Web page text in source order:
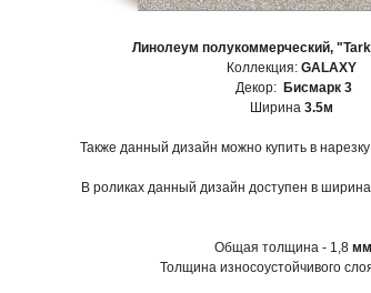
Линолеум полукоммерческий,
Коллекция: GALAXY
Декор: Бисмарк 3
Ширина 3.5м
Также данный дизайн можно купить в
В роликах данный дизайн доступен в
Общая толщина - 1,8 мм
Толщина износоустойчивого